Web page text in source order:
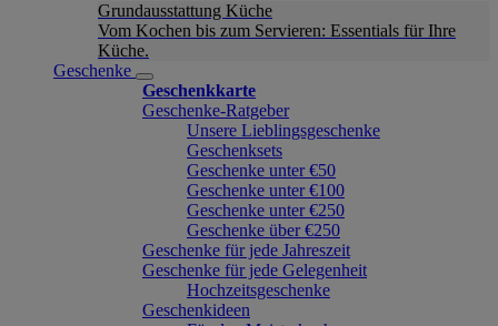
Grundausstattung Küche
Vom Kochen bis zum Servieren: Essentials für Ihre
Küche.
Geschenke
Geschenkkarte
Geschenke-Ratgeber
Unsere Lieblingsgeschenke
Geschenksets
Geschenke unter €50
Geschenke unter €100
Geschenke unter €250
Geschenke über €250
Geschenke für jede Jahreszeit
Geschenke für jede Gelegenheit
Hochzeitsgeschenke
Geschenkideen